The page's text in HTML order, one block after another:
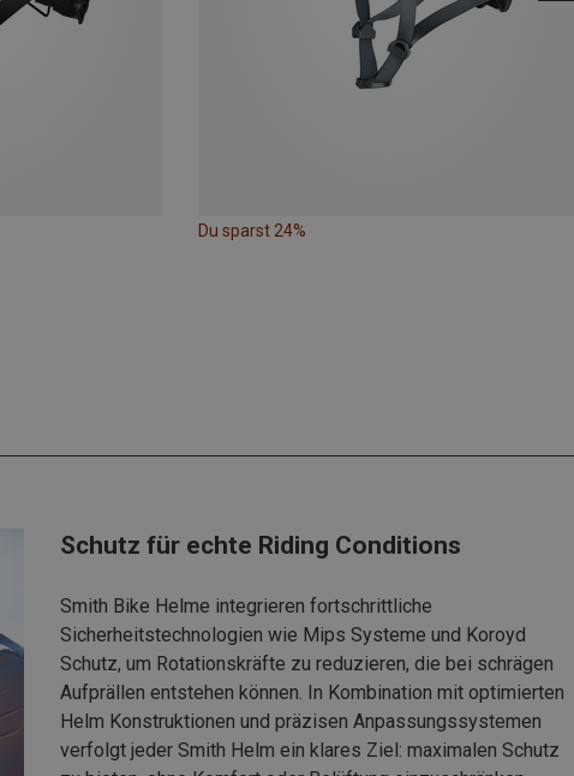
Du sparst 24%
Schutz für echte Riding Conditions
Smith Bike Helme integrieren fortschrittliche
Sicherheitstechnologien wie Mips Systeme und Koroyd
Schutz, um Rotationskräfte zu reduzieren, die bei schrägen
Aufprällen entstehen können. In Kombination mit optimierten
Helm Konstruktionen und präzisen Anpassungssystemen
verfolgt jeder Smith Helm ein klares Ziel: maximalen Schutz